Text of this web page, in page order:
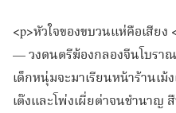
<p>หัวใจของขบวนแห่คือเสียง
— วงดนตรีฆ้องกลองจีนโบร
เด็กหนุ่มจะมาเรียนหน้าร้านเ
เต๊งและโพ่งเผี่ยต่าจนชำนาญ